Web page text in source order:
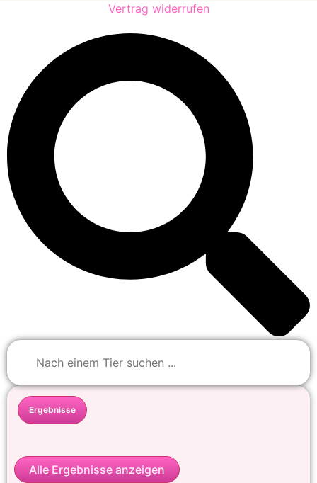
Vertrag widerrufen
Ergebnisse
Alle Ergebnisse anzeigen